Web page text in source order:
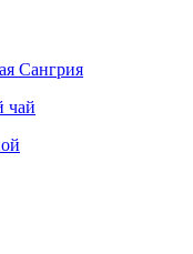
Сангрия
чай